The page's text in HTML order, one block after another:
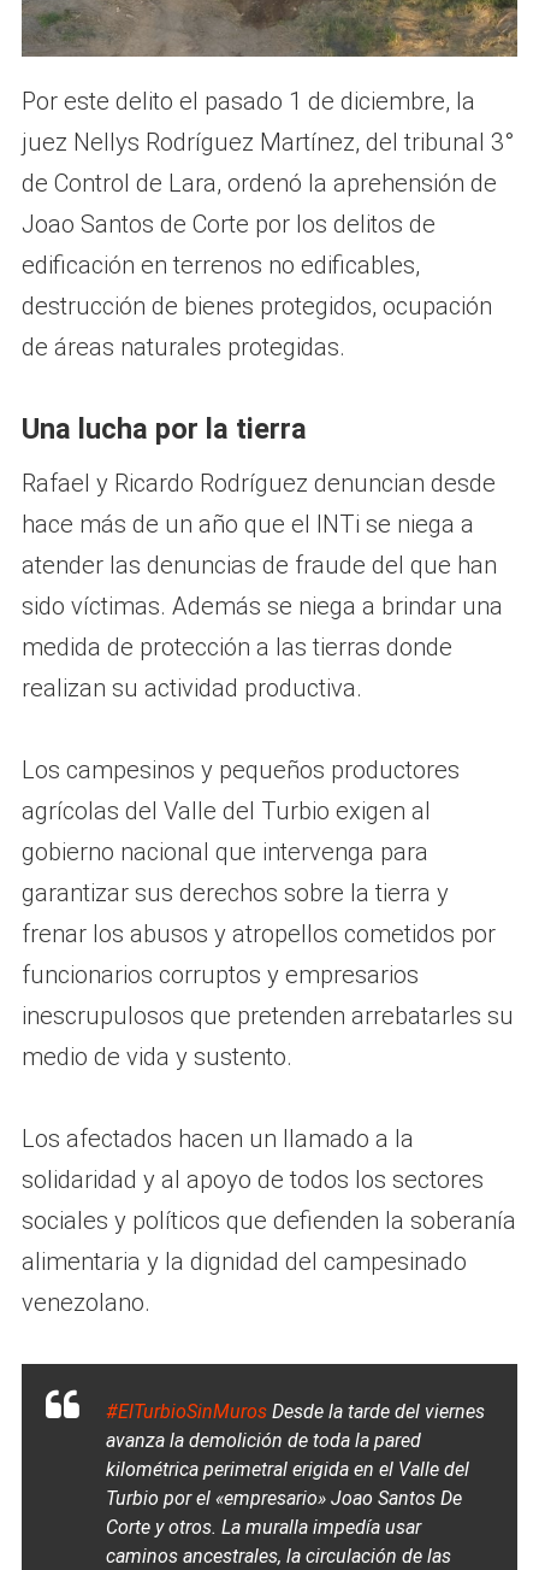
Por este delito el pasado 1 de diciembre, la
juez Nellys Rodríguez Martínez, del tribunal 3°
de Control de Lara, ordenó la aprehensión de
Joao Santos de Corte por los delitos de
edificación en terrenos no edificables,
destrucción de bienes protegidos, ocupación
de áreas naturales protegidas.
Una lucha por la tierra
Rafael y Ricardo Rodríguez denuncian desde
hace más de un año que el INTi se niega a
atender las denuncias de fraude del que han
sido víctimas. Además se niega a brindar una
medida de protección a las tierras donde
realizan su actividad productiva.
Los campesinos y pequeños productores
agrícolas del Valle del Turbio exigen al
gobierno nacional que intervenga para
garantizar sus derechos sobre la tierra y
frenar los abusos y atropellos cometidos por
funcionarios corruptos y empresarios
inescrupulosos que pretenden arrebatarles su
medio de vida y sustento.
Los afectados hacen un llamado a la
solidaridad y al apoyo de todos los sectores
sociales y políticos que defienden la soberanía
alimentaria y la dignidad del campesinado
venezolano.
#ElTurbioSinMurosDesde la tarde del viernes
avanza la demolición de toda la pared
kilométrica perimetral erigida en el Valle del
Turbio por el «empresario» Joao Santos De
Corte y otros. La muralla impedía usar
caminos ancestrales, la circulación de las